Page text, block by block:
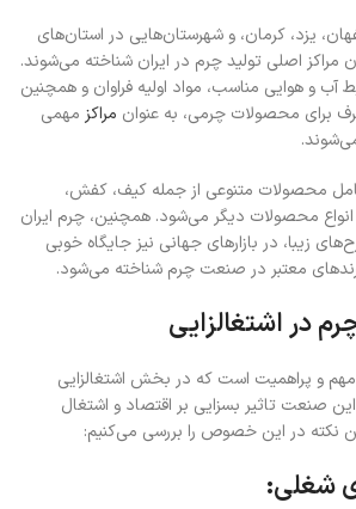
یزد، کرمان، و شهرستان‌هایی در استان‌های
مراکز اصلی تولید چرم در ایران شناخته می‌شوند.
آب و هوایی مناسب، مواد اولیه فراوان و همچنین
برای محصولات چرمی، به عنوان مراکز مهمی
محصولات متنوعی از جمله کیف، کفش،
انواع محصولات دیگر می‌شود. همچنین، چرم ایران
زیبا، در بازارهای جهانی نیز جایگاه خوبی
معتبر در صنعت چرم شناخته می‌شود.
در اشتغالزایی
و پراهمیت است که در بخش اشتغالزایی
صنعت تاثیر بسزایی بر اقتصاد و اشتغال
نکته در این خصوص را بررسی می‌کنیم:
شغلی: